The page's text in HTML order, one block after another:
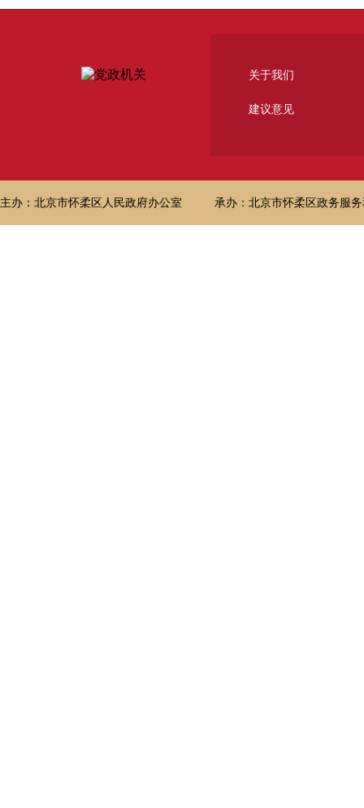
关于我们
建议意见
主办：北京市怀柔区人民政府办公室 承办：北京市怀柔区政务服